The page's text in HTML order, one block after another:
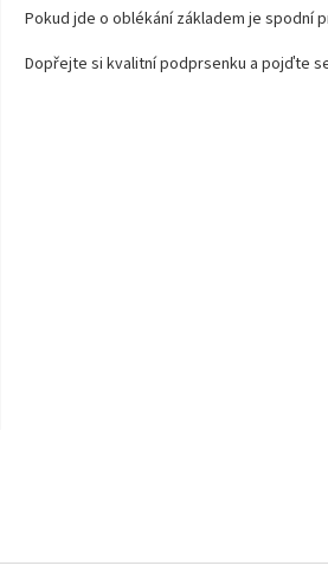
Pokud jde o oblékání základem je spodní
Dopřejte si kvalitní podprsenku a pojďte